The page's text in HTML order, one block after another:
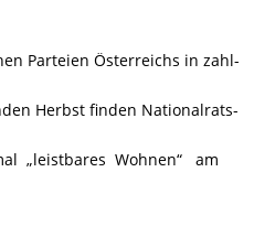
Parteien Österreichs in zahl-
Herbst finden Nationalrats-
„leistbares Wohnen“ am